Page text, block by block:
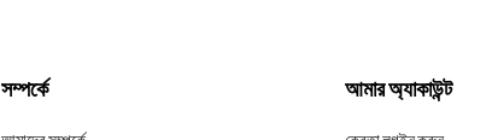
সম্পর্কে আমার অ্যাকাউন্ট